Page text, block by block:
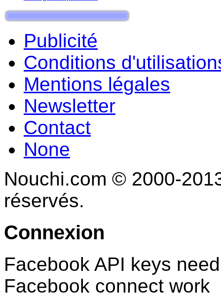
Publicité
Conditions
Mentions légales
Newsletter
Contact
None
Nouchi.com © 2000-
réservés.
Connexion
Facebook API keys
Facebook connect work